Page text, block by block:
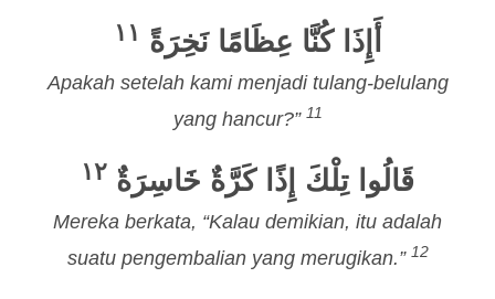
أَإِذَا كُنَّا عِظَامًا نَخِرَةً ١١
Apakah setelah kami menjadi tulang-belulang
yang hancur?” 11
قَالُوا تِلْكَ إِذًا كَرَّةٌ خَاسِرَةٌ ١٢
Mereka berkata, “Kalau demikian, itu adalah
suatu pengembalian yang merugikan.” 12